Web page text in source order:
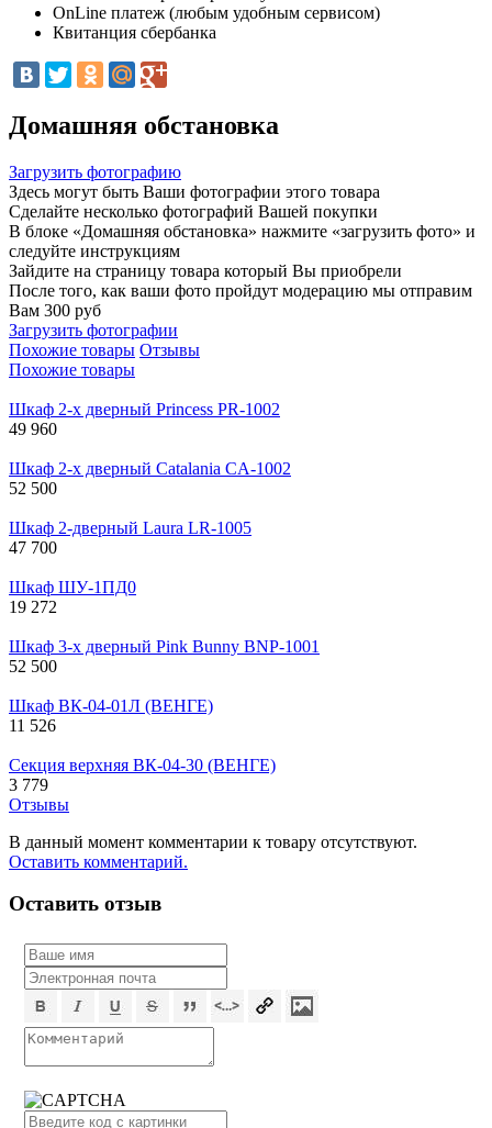
OnLine платеж (любым удобным сервисом)
Квитанция сбербанка
Домашняя обстановка
Загрузить фотографию
Здесь могут быть Ваши фотографии этого товара
Сделайте несколько фотографий Вашей покупки
В блоке «Домашняя обстановка» нажмите «загрузить фото» и
следуйте инструкциям
Зайдите на страницу товара который Вы приобрели
После того, как ваши фото пройдут модерацию мы отправим
Вам 300 руб
Загрузить фотографии
Похожие товары Отзывы
Похожие товары
Шкаф 2-х дверный Princess PR-1002
49 960
Шкаф 2-х дверный Catalania CA-1002
52 500
Шкаф 2-дверный Laura LR-1005
47 700
Шкаф ШУ-1ПД0
19 272
Шкаф 3-х дверный Pink Bunny BNP-1001
52 500
Шкаф ВК-04-01Л (ВЕНГЕ)
11 526
Секция верхняя ВК-04-30 (ВЕНГЕ)
3 779
Отзывы
В данный момент комментарии к товару отсутствуют.
Оставить комментарий.
Оставить отзыв